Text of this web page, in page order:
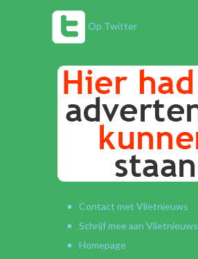
Op Twitter
Contact met Vlietnieuws
Schrijf mee aan Vlietnieuws
Homepage